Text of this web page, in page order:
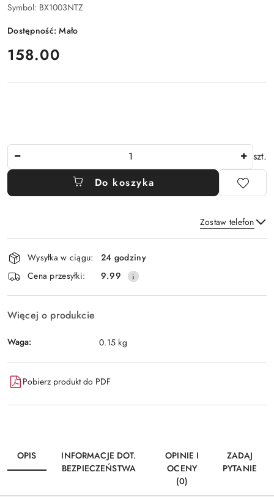
Symbol: BX1003NTZ
Dostępność:Mało
cena:
158.00
szt.
Do koszyka
Zostaw telefon
Wyślij
Dostępność
i
dostawa
Wysyłka w ciągu:
24 godziny
Cena przesyłki:
9.99
Więcej o produkcie
Waga: 0.15 kg
Pobierz produkt do PDF
OPIS
INFORMACJE DOT.
BEZPIECZEŃSTWA
OPINIE I
OCENY
(0)
ZADAJ
PYTANIE